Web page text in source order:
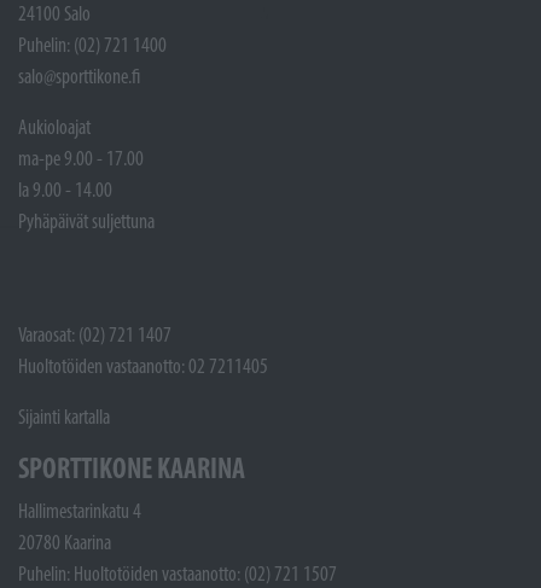
24100 Salo
Puhelin: (02) 721 1400
salo@sporttikone.fi
Aukioloajat
ma-pe 9.00 - 17.00
la 9.00 - 14.00
Pyhäpäivät suljettuna
Varaosat: (02) 721 1407
Huoltotöiden vastaanotto: 02 7211405
Sijainti kartalla
SPORTTIKONE KAARINA
Hallimestarinkatu 4
20780 Kaarina
Puhelin: Huoltotöiden vastaanotto: (02) 721 1507